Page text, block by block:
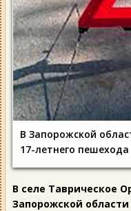
В Запорожской
17-летнего
В селе Таврическое
Запорожской